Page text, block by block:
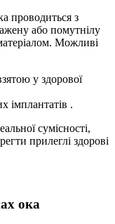
проводиться з
або помутнілу
Можливі
у здорової
імплантатів .
сумісності,
прилеглі здорові
ока